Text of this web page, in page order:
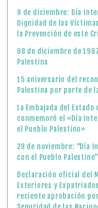
9 de diciembre: Día
Dignidad de las
la Prevención de este
08 de diciembre de
Palestina
15 aniversario del
Palestina por parte de
La Embajada del
conmemoró el «Día
el Pueblo Palestino»
29 de noviembre: “Día
con el Pueblo Palestino”
Declaración oficial del
Exteriores y
reciente aprobación